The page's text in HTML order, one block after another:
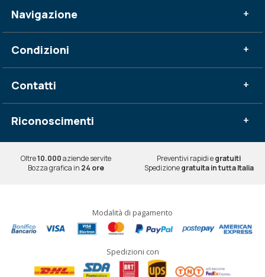
Navigazione +
Condizioni +
Contatti +
Riconoscimenti +
Oltre10.000aziende servite Preventivi rapidi egratuiti
Bozza grafica in 24 ore Spedizionegratuita in tutta Italia
Modalità di pagamento
Spedizioni con